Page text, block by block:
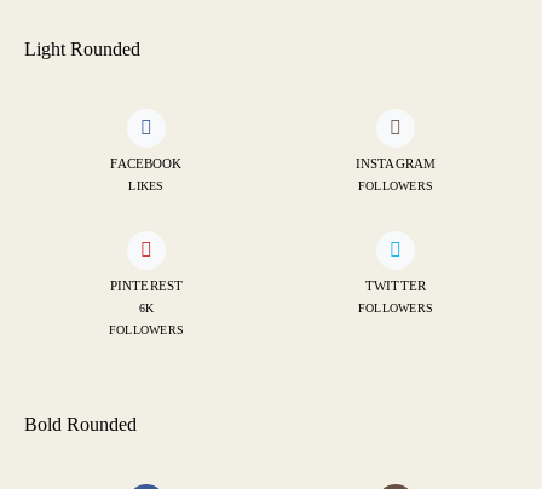
Light Rounded
FACEBOOK
LIKES
INSTAGRAM
FOLLOWERS
PINTEREST
6K
FOLLOWERS
TWITTER
FOLLOWERS
Bold Rounded